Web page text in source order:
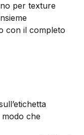
per texture
con il completo
modo che